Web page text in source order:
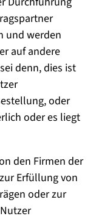
und werden
auf andere
denn, dies ist
oder
oder es liegt
den Firmen der
Erfüllung von
oder zur